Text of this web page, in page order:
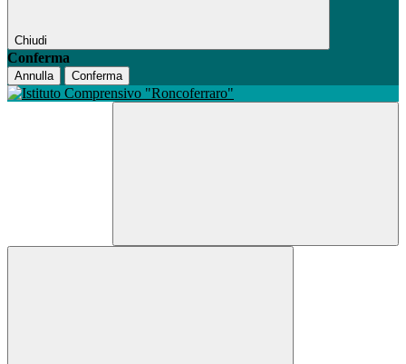
Chiudi
Conferma
Annulla Conferma